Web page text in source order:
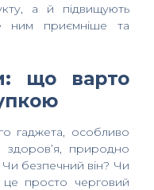
а й підвищують
ним приємніше та
що варто
гаджета, особливо
природно
Чи безпечний він? Чи
просто черговий